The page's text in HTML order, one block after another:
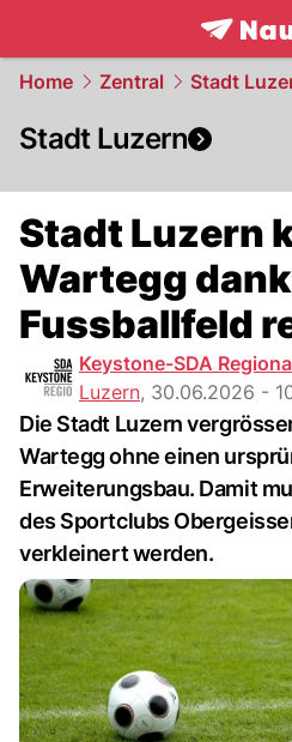
Home Zentral Stadt
Stadt Luzern
Stadt Luzern
Wartegg
Fussballfeld
Keystone-SDA
Luzern, 30.06.2026 -
Die Stadt Luzern
Wartegg ohne einen
Erweiterungsbau. Damit
des Sportclubs
verkleinert werden.